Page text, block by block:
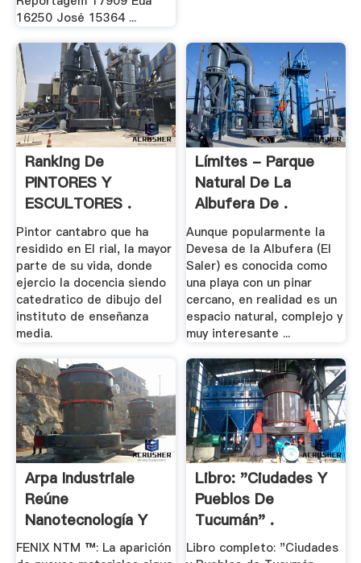
16250 José 15364 ...
Ranking De
PINTORES Y
ESCULTORES .
Pintor cantabro que ha
residido en El rial, la mayor
parte de su vida, donde
ejercio la docencia siendo
catedratico de dibujo del
instituto de enseñanza
media.
Límites - Parque
Natural De La
Albufera De .
Aunque popularmente la
Devesa de la Albufera (El
Saler) es conocida como
una playa con un pinar
cercano, en realidad es un
espacio natural, complejo y
muy interesante ...
Arpa Industriale
Reúne
Nanotecnología Y
Estética .
FENIX NTM ™: La aparición
Libro: "Ciudades Y
Pueblos De
Tucumán" .
Libro completo: "Ciudades